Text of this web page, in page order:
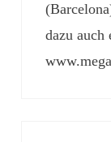
dazu auch